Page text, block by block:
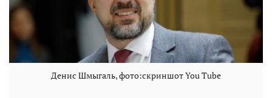
Денис Шмыгаль, фото:скриншот You Tube